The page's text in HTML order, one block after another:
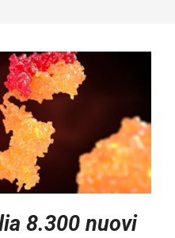
8.300 nuovi